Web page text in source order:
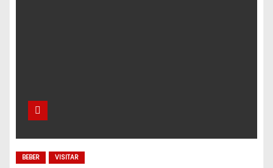
BEBER VISITAR